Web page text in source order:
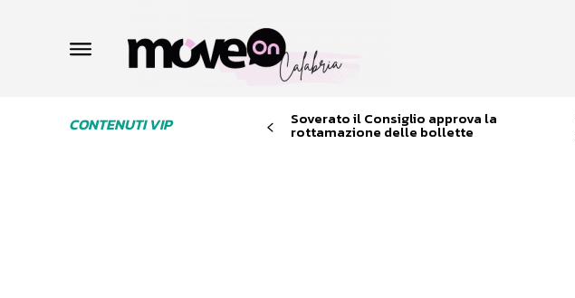
CONTENUTI VIP Soverato il Consiglio approva la
rottamazione delle bollette